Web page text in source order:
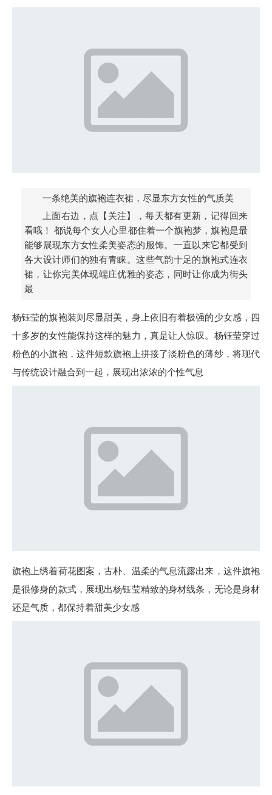
一条绝美的旗袍连衣裙，尽显东方女性的气质美
上面右边，点【关注】，每天都有更新，记得回来
看哦！ 都说每个女人心里都住着一个旗袍梦，旗袍是最
能够展现东方女性柔美姿态的服饰。一直以来它都受到
各大设计师们的独有青睐。这些气韵十足的旗袍式连衣
裙，让你完美体现端庄优雅的姿态，同时让你成为街头
最
杨钰莹的旗袍装则尽显甜美，身上依旧有着极强的少女感，四
十多岁的女性能保持这样的魅力，真是让人惊叹。杨钰莹穿过
粉色的小旗袍，这件短款旗袍上拼接了淡粉色的薄纱，将现代
与传统设计融合到一起，展现出浓浓的个性气息
旗袍上绣着荷花图案，古朴、温柔的气息流露出来，这件旗袍
是很修身的款式，展现出杨钰莹精致的身材线条，无论是身材
还是气质，都保持着甜美少女感